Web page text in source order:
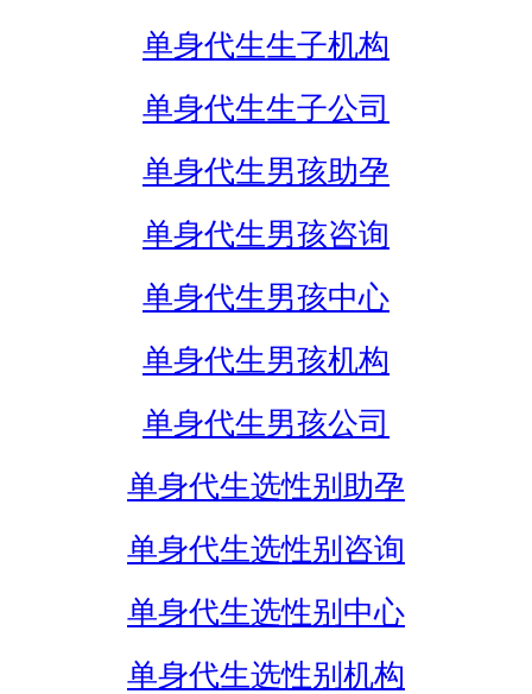
单身代生生子机构
单身代生生子公司
单身代生男孩助孕
单身代生男孩咨询
单身代生男孩中心
单身代生男孩机构
单身代生男孩公司
单身代生选性别助孕
单身代生选性别咨询
单身代生选性别中心
单身代生选性别机构